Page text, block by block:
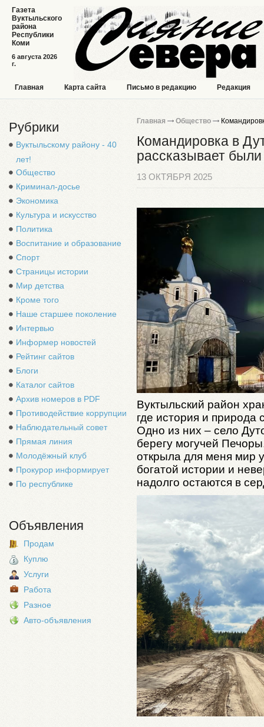
6 августа 2026
г.
Газета
Вуктыльского
района
Республики
Коми
Главная Карта сайта Письмо в редакцию Редакция
Рубрики
Вуктыльскому району - 40
лет!
Общество
Криминал-досье
Экономика
Культура и искусство
Политика
Воспитание и образование
Спорт
Страницы истории
Мир детства
Кроме того
Наше старшее поколение
Интервью
Информер новостей
Рейтинг сайтов
Блоги
Каталог сайтов
Архив номеров в PDF
Противодействие коррупции
Наблюдательный совет
Прямая линия
Молодёжный клуб
Прокурор информирует
По республике
Объявления
Продам
Куплю
Услуги
Работа
Разное
Авто-объявления
Главная Общество
Командировка в
рассказывает были
13 ОКТЯБРЯ 2025
Вуктыльский район
где история и природа
Одно из них – село
берегу могучей
открыла для меня мир
богатой истории и
надолго остаются в